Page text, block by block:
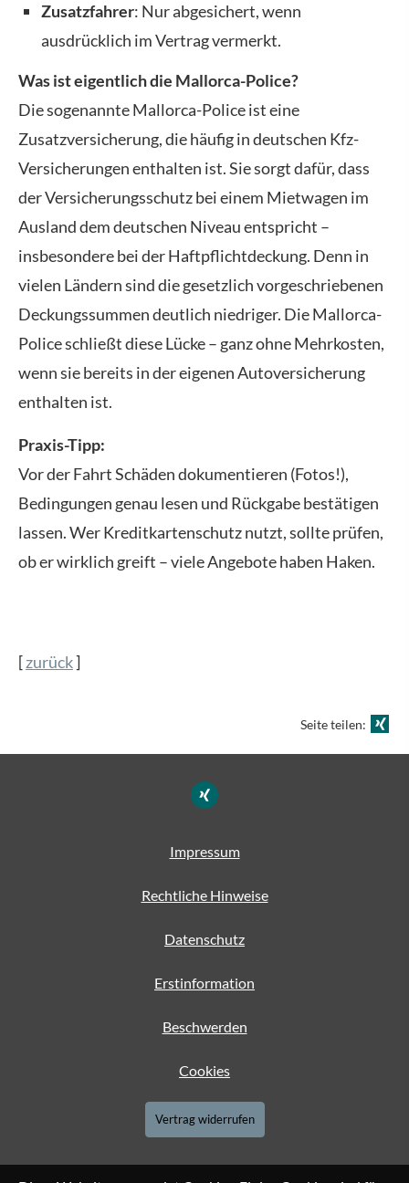
Zusatzfahrer: Nur abgesichert, wenn
ausdrücklich im Vertrag vermerkt.
Was ist eigentlich die Mallorca-Police?
Die sogenannte Mallorca-Police ist eine
Zusatzversicherung, die häufig in deutschen Kfz-
Versicherungen enthalten ist. Sie sorgt dafür, dass
der Versicherungsschutz bei einem Mietwagen im
Ausland dem deutschen Niveau entspricht –
insbesondere bei der Haft­pflichtdeckung. Denn in
vielen Ländern sind die gesetzlich vorgeschriebenen
Deckungs­summen deutlich niedriger. Die Mallorca-
Police schließt diese Lücke – ganz ohne Mehrkosten,
wenn sie bereits in der eigenen Auto­ver­si­che­rung
enthalten ist.
Praxis-Tipp:
Vor der Fahrt Schäden dokumentieren (Fotos!),
Bedingungen genau lesen und Rückgabe bestätigen
lassen. Wer Kredit­kartenschutz nutzt, sollte prüfen,
ob er wirklich greift – viele Angebote haben Haken.
[zurück]
Seite teilen:
Impressum
Rechtliche Hinweise
Datenschutz
Erstinformation
Beschwerden
Cookies
Vertrag widerrufen